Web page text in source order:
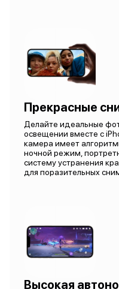
Прекрасные
Делайте идеальные
освещении вместе с
камера имеет
ночной режим,
систему устранения
для поразительных
Высокая